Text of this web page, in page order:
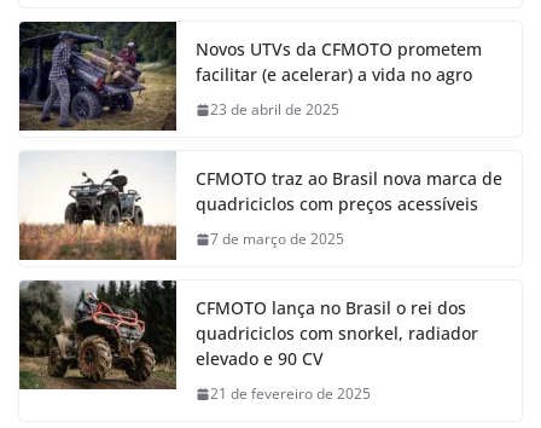
Novos UTVs da CFMOTO prometem
facilitar (e acelerar) a vida no agro
23 de abril de 2025
CFMOTO traz ao Brasil nova marca de
quadriciclos com preços acessíveis
7 de março de 2025
CFMOTO lança no Brasil o rei dos
quadriciclos com snorkel, radiador
elevado e 90 CV
21 de fevereiro de 2025